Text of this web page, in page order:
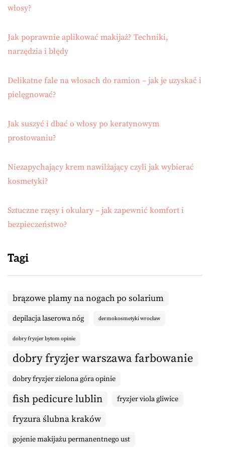
włosy?
Jak poprawnie aplikować makijaż? Techniki,
narzędzia i błędy
Delikatne fale na włosach do ramion – jak je uzyskać i
pielęgnować?
Jak suszyć i dbać o włosy po keratynowym
prostowaniu?
Niezapychający krem nawilżający czyli jak wybierać
kosmetyki?
Sztuczne rzęsy i okulary – jak zapewnić komfort i
bezpieczeństwo?
Tagi
brązowe plamy na nogach po solarium
depilacja laserowa nóg dermokosmetyki wrocław
dobry fryzjer bytom opinie
dobry fryzjer warszawa farbowanie
dobry fryzjer zielona góra opinie
fish pedicure lublin fryzjer viola gliwice
fryzura ślubna kraków
gojenie makijażu permanentnego ust